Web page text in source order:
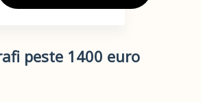
peste 1400 euro